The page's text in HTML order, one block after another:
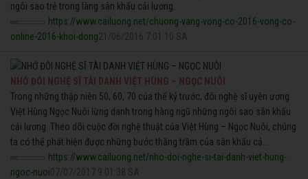
ngôi sao trẻ trong làng sân khấu cải lương.
https://www.cailuong.net/chuong-vang-vong-co-2016-vong-co-
online-2016-khoi-dong21/06/2016 7:01:10 SA
NHỚ ĐÔI NGHỆ SĨ TÀI DANH VIỆT HÙNG – NGỌC NUÔI
Trong những thập niên 50, 60, 70 của thế kỷ trước, đôi nghệ sĩ uyên ương
Việt Hùng Ngọc Nuôi lừng danh trong hàng ngũ những ngôi sao sân khấu
cải lương. Theo dõi cuộc đời nghệ thuật của Việt Hùng – Ngọc Nuôi, chúng
ta có thể phát hiện được những bước thăng trầm của sân khấu cả...
https://www.cailuong.net/nho-doi-nghe-si-tai-danh-viet-hung-
ngoc-nuoi 07/07/2017 9:01:38 SA